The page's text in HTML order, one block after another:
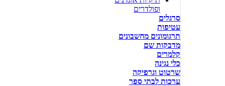
ופולדרים
סרגלים
עטיפות
תרגומונים מחשבונים
מדבקות שם
קלמרים
כלי נגינה
שרטוט וגרפיקה
ערכות לבתי ספר